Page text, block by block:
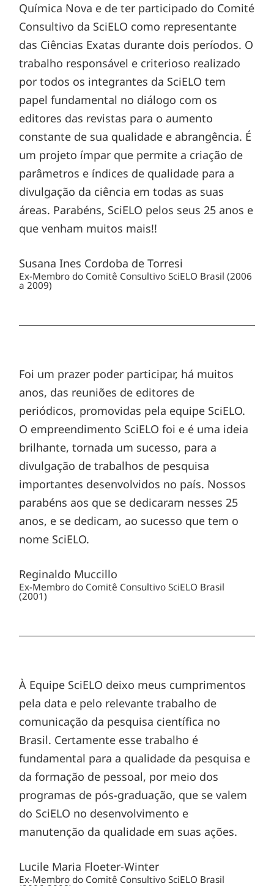
Química Nova e de ter participado do Comité
Consultivo da SciELO como representante
das Ciências Exatas durante dois períodos. O
trabalho responsável e criterioso realizado
por todos os integrantes da SciELO tem
papel fundamental no diálogo com os
editores das revistas para o aumento
constante de sua qualidade e abrangência. É
um projeto ímpar que permite a criação de
parâmetros e índices de qualidade para a
divulgação da ciência em todas as suas
áreas. Parabéns, SciELO pelos seus 25 anos e
que venham muitos mais!!
Susana Ines Cordoba de Torresi
Ex-Membro do Comitê Consultivo SciELO Brasil (2006
a 2009)
Foi um prazer poder participar, há muitos
anos, das reuniões de editores de
periódicos, promovidas pela equipe SciELO.
O empreendimento SciELO foi e é uma ideia
brilhante, tornada um sucesso, para a
divulgação de trabalhos de pesquisa
importantes desenvolvidos no país. Nossos
parabéns aos que se dedicaram nesses 25
anos, e se dedicam, ao sucesso que tem o
nome SciELO.
Reginaldo Muccillo
Ex-Membro do Comitê Consultivo SciELO Brasil
(2001)
À Equipe SciELO deixo meus cumprimentos
pela data e pelo relevante trabalho de
comunicação da pesquisa científica no
Brasil. Certamente esse trabalho é
fundamental para a qualidade da pesquisa e
da formação de pessoal, por meio dos
programas de pós-graduação, que se valem
do SciELO no desenvolvimento e
manutenção da qualidade em suas ações.
Lucile Maria Floeter-Winter
Ex-Membro do Comitê Consultivo SciELO Brasil